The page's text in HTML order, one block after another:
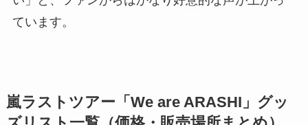
ています。
嵐ラストツアー「We are ARASHI」グッ